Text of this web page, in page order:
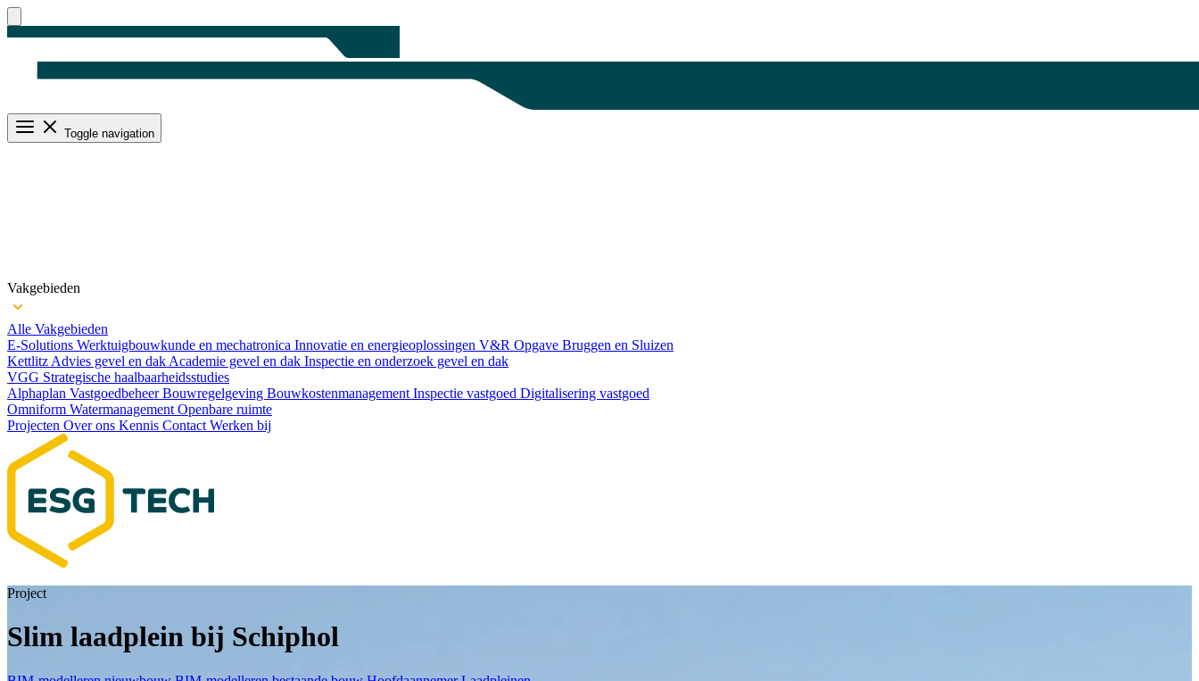
Toggle navigation
Vakgebieden
Alle Vakgebieden
E-Solutions Werktuigbouwkunde en mechatronica Innovatie en energieoplossingen V&R Opgave Bruggen en Sluizen
Kettlitz Advies gevel en dak Academie gevel en dak Inspectie en onderzoek gevel en dak
VGG Strategische haalbaarheids­studies
Alphaplan VastgoedbeheerBouwregelgeving Bouwkosten­management Inspectie vastgoed Digitalisering vastgoed
Omniform Watermanagement Openbare ruimte
Projecten Over ons Kennis Contact Werken bij
Project
Slim laadplein bij Schiphol